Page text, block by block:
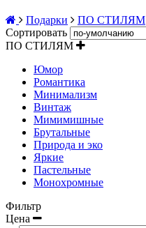
Подарки ПО СТИЛЯМ
Сортировать
ПО СТИЛЯМ
Юмор
Романтика
Минимализм
Винтаж
Мимимишные
Брутальные
Природа и эко
Яркие
Пастельные
Монохромные
Фильтр
Цена